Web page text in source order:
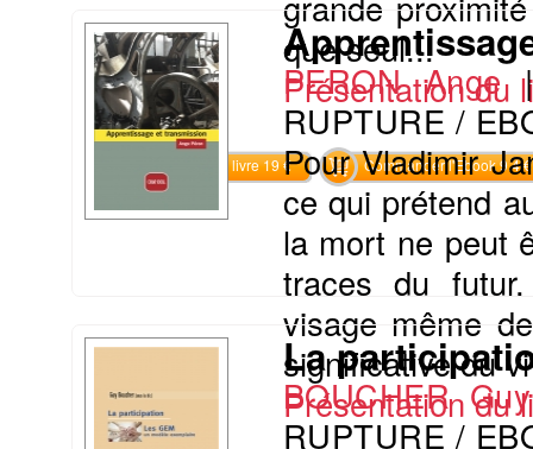
que seul...
Présentation du
Commander le livre 19 € Commander l'Ebook 9.4 €
PERON Ange
RUPTURE /
Pour Vladimir
ce qui prétend
la mort ne peut
traces du
visage même
significative du
Présentation du
La
BOUCHER Guy
RUPTURE /